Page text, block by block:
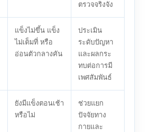
ตรวจจริงจัง
แข็งไม่ขึ้น แข็ง
ไม่เต็มที่ หรือ
อ่อนตัวกลางคัน
ประเมิน
ระดับปัญหา
และผลกระ
ทบต่อการมี
เพศสัมพันธ์
ยังมีแข็งตอนเช้า
หรือไม่
ช่วยแยก
ปัจจัยทาง
กายและ